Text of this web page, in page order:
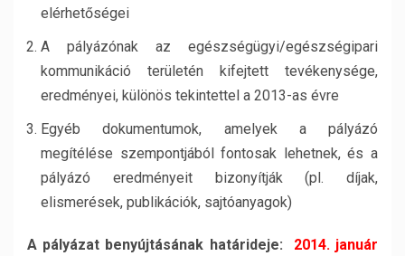
elérhetőségei
A pályázónak az egészségügyi/egészségipari
kommunikáció területén kifejtett tevékenysége,
eredményei, különös tekintettel a 2013-as évre
Egyéb dokumentumok, amelyek a pályázó
megítélése szempontjából fontosak lehetnek, és a
pályázó eredményeit bizonyítják (pl. díjak,
elismerések, publikációk, sajtóanyagok)
A pályázat benyújtásának határideje:
2014. január